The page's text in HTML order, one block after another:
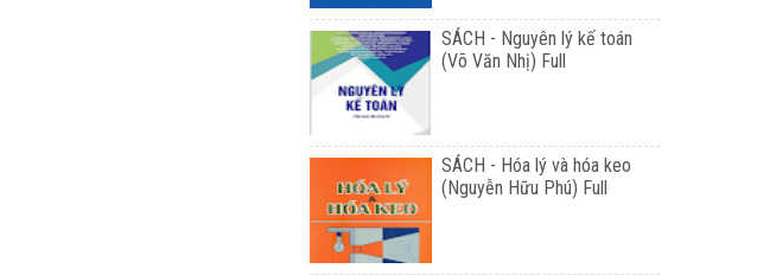
SÁCH - Nguyên lý kế toán
(Võ Văn Nhị) Full
SÁCH - Hóa lý và hóa keo
(Nguyễn Hữu Phú) Full